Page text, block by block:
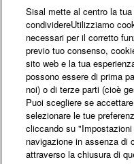
Codice Fiscale
Privacy & Data
Change
Siamo un'azienda che da
offrire la miglior proposta di
Sisal mette al centro la
condividere​Utilizziamo
necessari per il corretto
previo tuo consenso,
sito web e la tua
possono essere di prima
noi) o di terze parti (cioè
Puoi scegliere se
selezionare le tue
cliccando su
navigazione in assenza di
attraverso la chiusura di